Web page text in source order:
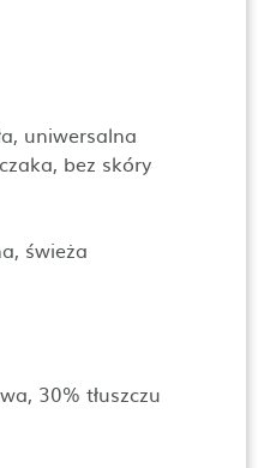
uniwersalna
bez skóry
świeża
30% tłuszczu